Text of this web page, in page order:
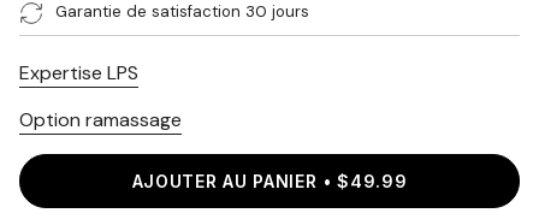
Garantie de satisfaction 30 jours
Expertise LPS
Option ramassage
AJOUTER AU PANIER $49.99